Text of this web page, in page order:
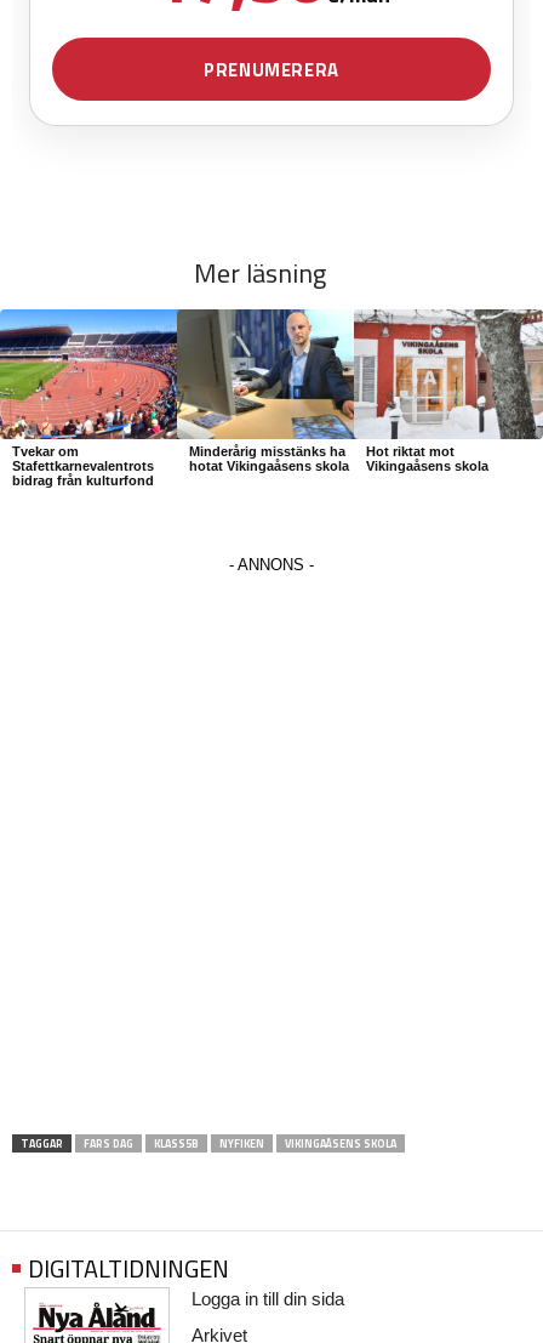
Mer läsning
Tvekar om
Stafettkarnevalentrots
bidrag från kulturfond
Minderårig misstänks ha
hotat Vikingaåsens skola
Hot riktat mot
Vikingaåsens skola
TAGGAR FARS DAG KLASS5B NYFIKEN VIKINGAÅSENS SKOLA
DIGITALTIDNINGEN
Logga in till din sida
Arkivet